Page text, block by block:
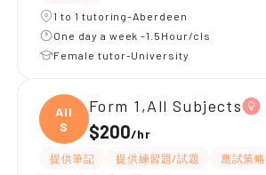
1 to 1 tutoring-Aberdeen
One day a week -1.5Hour/cls
Female tutor-University
All
S
Form 1,All Subjects
$200/hr
提供筆記 提供練習題/試題 應試策略